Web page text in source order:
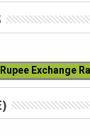
Exchange